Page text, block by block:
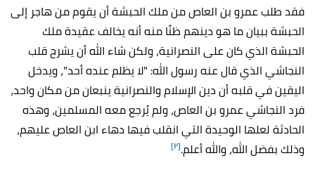
فقد طلب عمرو بن العاص من ملك الحبشة أن يقوم من هاجر إلى
الحبشة ببيان ما هو دينهم ظنًا منه أنه يخالف عقيدة ملك
الحبشة الذي كان على النصرانية، ولكن شاء الله أن يشرح قلب
النجاشي الذي قال عنه رسول الله: "لا يظلم عنده أحد"، ويدخل
اليقين في قلبه أن دين الإسلام والنصرانية ينبعان من مكان واحد،
فرد النجاشي عمرو بن العاص، ولم يُرجع معه المسلمين، وهذه
الحادثة لعلها الوحيدة التي انقلب فيها دهاء ابن العاص عليهم،
وذلك بفضل الله، والله أعلم.[٢]